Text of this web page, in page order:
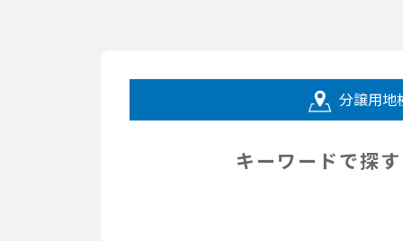
分譲用地
キーワードで探す